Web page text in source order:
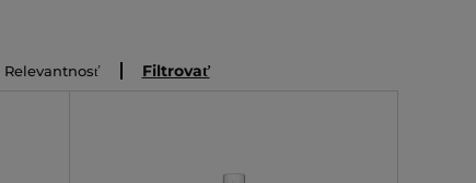
Relevantnosť Filtrovať